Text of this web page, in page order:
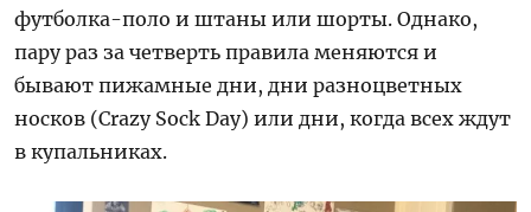
футболка-поло и штаны или шорты. Однако,
пару раз за четверть правила меняются и
бывают пижамные дни, дни разноцветных
носков (Crazy Sock Day) или дни, когда всех ждут
в купальниках.